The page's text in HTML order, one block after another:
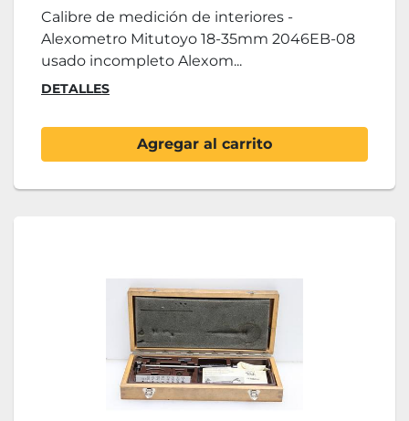
Calibre de medición de interiores -
Alexometro Mitutoyo 18-35mm 2046EB-08
usado incompleto Alexom...
DETALLES
Agregar al carrito